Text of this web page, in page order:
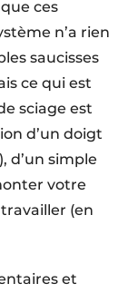
ces
n’a rien
saucisses
ce qui est
sciage est
d’un doigt
d’un simple
votre
(en
et